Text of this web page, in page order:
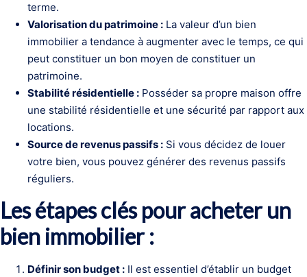
terme.
Valorisation du patrimoine : La valeur d’un bien
immobilier a tendance à augmenter avec le temps, ce qui
peut constituer un bon moyen de constituer un
patrimoine.
Stabilité résidentielle : Posséder sa propre maison offre
une stabilité résidentielle et une sécurité par rapport aux
locations.
Source de revenus passifs : Si vous décidez de louer
votre bien, vous pouvez générer des revenus passifs
réguliers.
Les étapes clés pour acheter un
bien immobilier :
Définir son budget : Il est essentiel d’établir un budget